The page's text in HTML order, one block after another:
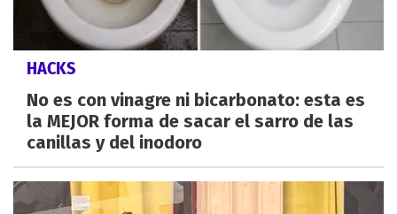
HACKS
No es con vinagre ni bicarbonato: esta es
la MEJOR forma de sacar el sarro de las
canillas y del inodoro